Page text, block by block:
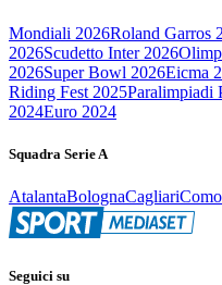
Mondiali 2026Roland Garros
2026Scudetto Inter 2026
2026Super Bowl 2026Eicma
Riding Fest 2025Paralimpiadi
2024Euro 2024
Squadra Serie A
AtalantaBolognaCagliariComo
Seguici su